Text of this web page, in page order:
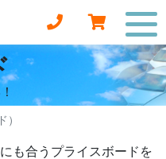
）
も合うプライスボードを